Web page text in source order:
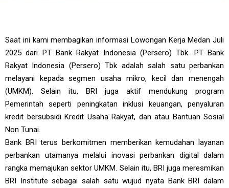
Saat ini kami membagikan informasi Lowongan Kerja Medan Juli
2025 dari PT Bank Rakyat Indonesia (Persero) Tbk. PT Bank
Rakyat Indonesia (Persero) Tbk adalah salah satu perbankan
melayani kepada segmen usaha mikro, kecil dan menengah
(UMKM). Selain itu, BRI juga aktif mendukung program
Pemerintah seperti peningkatan inklusi keuangan, penyaluran
kredit bersubsidi Kredit Usaha Rakyat, dan atau Bantuan Sosial
Non Tunai.
Bank BRI terus berkomitmen memberikan kemudahan layanan
perbankan utamanya melalui inovasi perbankan digital dalam
rangka memajukan sektor UMKM. Selain itu, BRI juga meresmikan
BRI Institute sebagai salah satu wujud nyata Bank BRI dalam